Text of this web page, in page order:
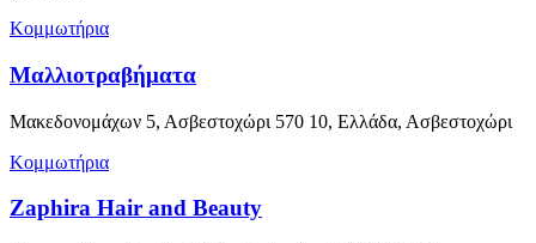
Κομμωτήρια
Μαλλιοτραβήματα
Μακεδονομάχων 5, Ασβεστοχώρι 570 10, Ελλάδα, Ασβεστοχώρι
Κομμωτήρια
Zaphira Hair and Beauty